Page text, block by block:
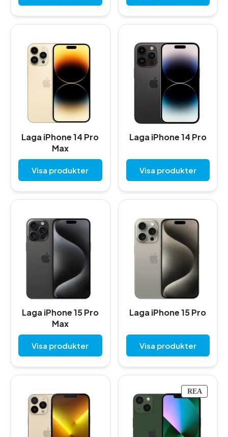
Laga iPhone 14 Pro
Max
Visa produkter
Laga iPhone 14 Pro
Visa produkter
Laga iPhone 15 Pro
Max
Visa produkter
Laga iPhone 15 Pro
Visa produkter
REAP
R